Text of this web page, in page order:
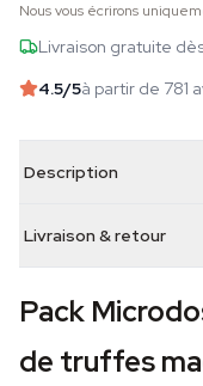
Nous vous écrirons
Livraison gratuite
4.5/5à partir de 781
Description
Livraison & retour
Pack
de truffes